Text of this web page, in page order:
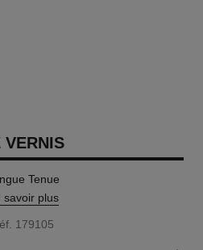
VERNIS
Tenue
savoir plus
179105